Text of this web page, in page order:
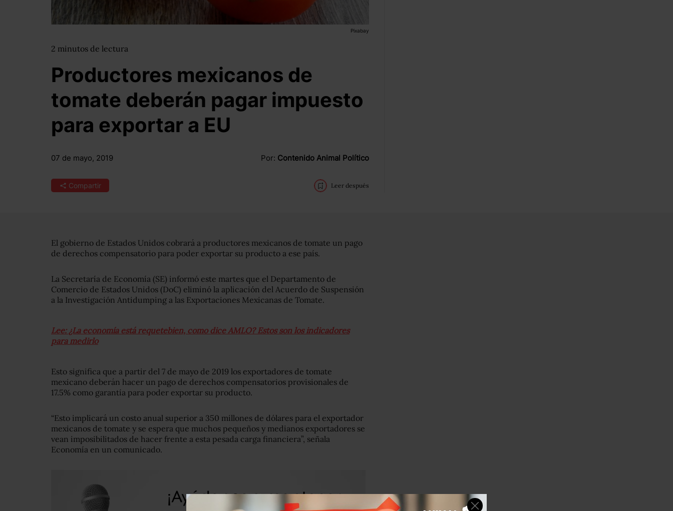
Pixabay
2 minutos de lectura
Productores mexicanos de
tomate deberán pagar impuesto
para exportar a EU
07 de mayo, 2019 Por: Contenido Animal Político
Compartir Leer después
El gobierno de Estados Unidos cobrará a productores mexicanos de tomate un pago
de derechos compensatorio para poder exportar su producto a ese país.
La Secretaría de Economía (SE) informó este martes que el Departamento de
Comercio de Estados Unidos (DoC) eliminó la aplicación del Acuerdo de Suspensión
a la Investigación Antidumping a las Exportaciones Mexicanas de Tomate.
Lee: ¿La economía está requetebien, como dice AMLO? Estos son los indicadores
para medirlo
Esto significa que a partir del 7 de mayo de 2019 los exportadores de tomate
mexicano deberán hacer un pago de derechos compensatorios provisionales de
17.5% como garantía para poder exportar su producto.
“Esto implicará un costo anual superior a 350 millones de dólares para el exportador
mexicanos de tomate y se espera que muchos pequeños y medianos exportadores se
vean imposibilitados de hacer frente a esta pesada carga financiera”, señala
Economía en un comunicado.